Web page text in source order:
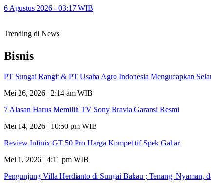
6 Agustus 2026 - 03:17 WIB
Trending di News
Bisnis
PT Sungai Rangit & PT Usaha Agro Indonesia Mengucapkan
Mei 26, 2026 | 2:14 am WIB
7 Alasan Harus Memilih TV Sony Bravia Garansi Resmi
Mei 14, 2026 | 10:50 pm WIB
Review Infinix GT 50 Pro Harga Kompetitif Spek Gahar
Mei 1, 2026 | 4:11 pm WIB
Pengunjung Villa Herdianto di Sungai Bakau ; Tenang,